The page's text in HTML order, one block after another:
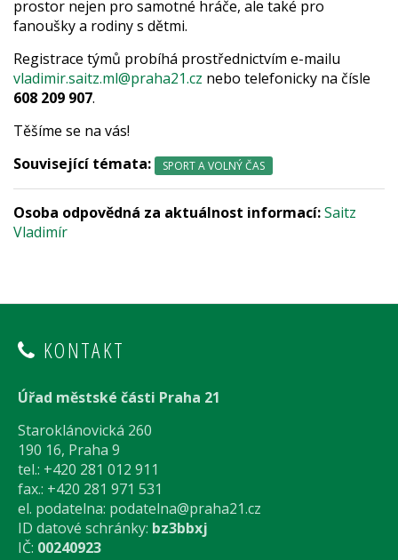
prostor nejen pro samotné hráče, ale také pro
fanoušky a rodiny s dětmi.
Registrace týmů probíhá prostřednictvím e-mailu
vladimir.saitz.ml@praha21.cz nebo telefonicky na čísle
608 209 907.
Těšíme se na vás!
Související témata:
SPORT A VOLNÝ ČAS
Osoba odpovědná za aktuálnost informací:Saitz
Vladimír
KONTAKT
Úřad městské části Praha 21
Staroklánovická 260
190 16, Praha 9
tel.: +420 281 012 911
fax.: +420 281 971 531
el. podatelna: podatelna@praha21.cz
ID datové schránky: bz3bbxj
IČ: 00240923